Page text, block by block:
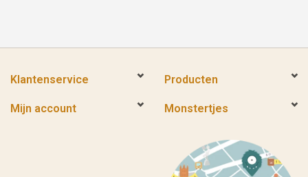
Klantenservice Producten
Mijn account Monstertjes